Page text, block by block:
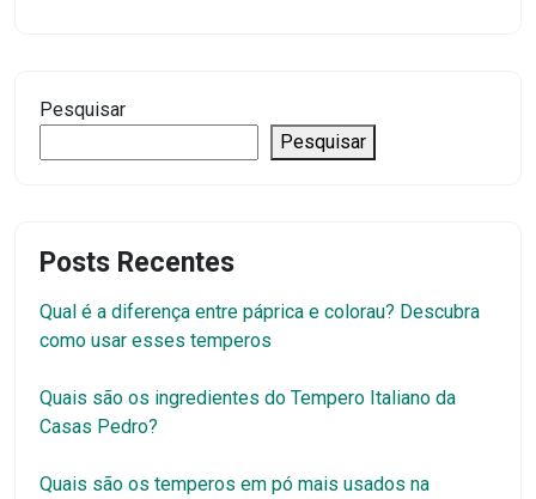
Pesquisar
Pesquisar
Posts Recentes
Qual é a diferença entre páprica e colorau? Descubra
como usar esses temperos
Quais são os ingredientes do Tempero Italiano da
Casas Pedro?
Quais são os temperos em pó mais usados na